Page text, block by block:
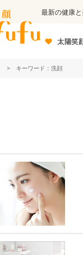
最新の健康
太陽笑
> キーワード：洗顔